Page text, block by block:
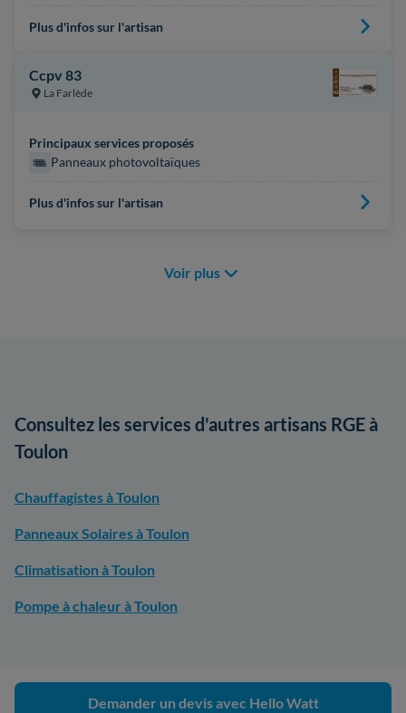
Plus d'infos sur l'artisan
Ccpv 83
La Farlède
Principaux services proposés
Panneaux photovoltaïques
Plus d'infos sur l'artisan
Voir plus
Consultez les services d'autres artisans RGE à
Toulon
Chauffagistes à Toulon
Panneaux Solaires à Toulon
Climatisation à Toulon
Pompe à chaleur à Toulon
Demander un devis avec Hello Watt